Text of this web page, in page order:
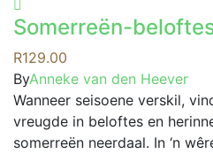
multiple
The
options
may
be
Somerreën-
R129.00
ByAnneke van den Heever
Wanneer seisoene verskil,
vreugde in beloftes en
somerreën neerdaal. In ‘n